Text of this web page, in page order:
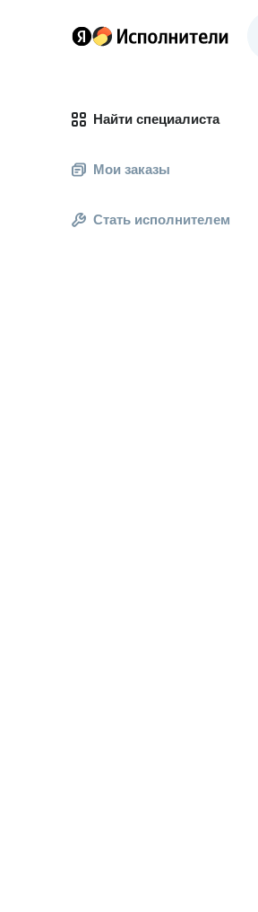
Найти специалиста
Мои заказы
Стать исполнителем